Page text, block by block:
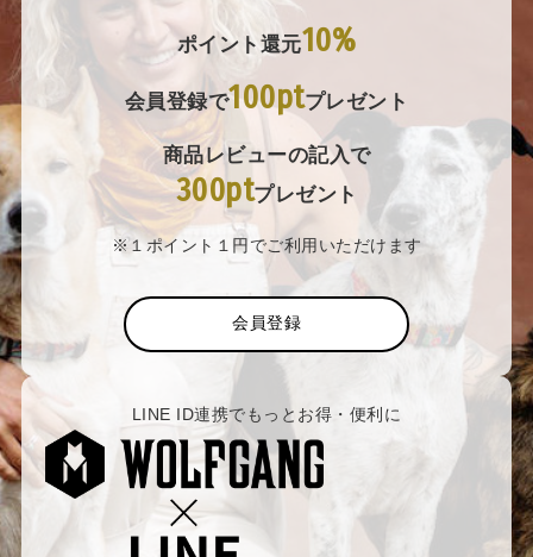
ポイント還元10%
会員登録で100ptプレゼント
商品レビューの記入で
300ptプレゼント
※１ポイント１円でご利用いただけます
会員登録
LINE ID連携でもっとお得・便利に